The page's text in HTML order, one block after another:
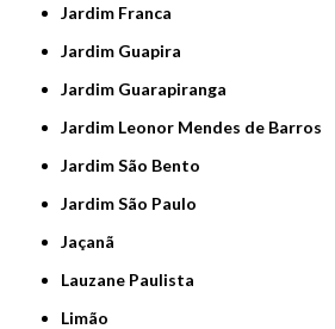
Jardim Franca
Jardim Guapira
Jardim Guarapiranga
Jardim Leonor Mendes de Barros
Jardim São Bento
Jardim São Paulo
Jaçanã
Lauzane Paulista
Limão